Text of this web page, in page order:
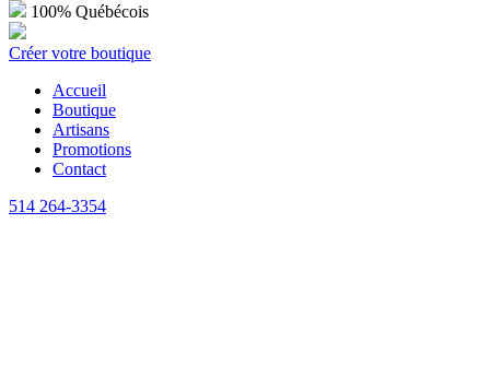
100% Québécois
Créer votre boutique
Accueil
Boutique
Artisans
Promotions
Contact
514 264-3354